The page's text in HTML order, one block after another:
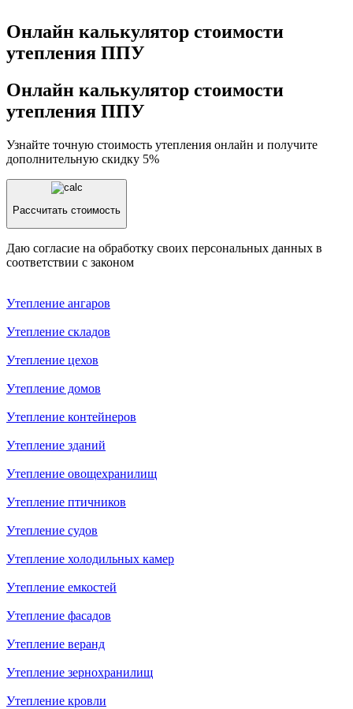
Онлайн калькулятор стоимости
утепления ППУ
Онлайн калькулятор стоимости
утепления ППУ
Узнайте точную стоимость утепления онлайн и получите
дополнительную скидку 5%
Рассчитать стоимость
Даю согласие на обработку своих персональных данных в
соответствии с законом
Утепление aнгаров
Утепление складов
Утепление цехов
Утепление домов
Утепление контейнеров
Утепление зданий
Утепление овощехранилищ
Утепление птичников
Утепление судов
Утепление холодильных камер
Утепление емкостей
Утепление фасадов
Утепление веранд
Утепление зернохранилищ
Утепление кровли